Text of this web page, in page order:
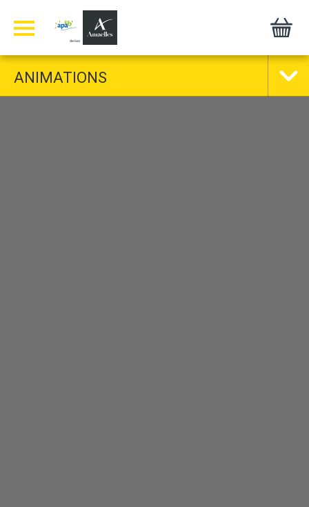
ANIMATIONS
Panneau de gestion des cookies